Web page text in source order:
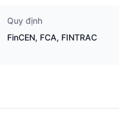
Quy định
FinCEN, FCA, FINTRAC